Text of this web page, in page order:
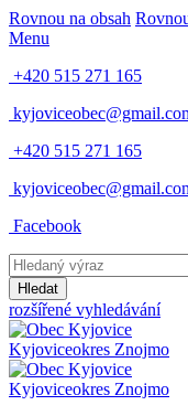
Rovnou na obsah
Menu
+420 515 271 165
+420 515 271 165
Facebook
Hledat
rozšířené vyhledávání
Kyjoviceokres Znojmo
Kyjoviceokres Znojmo